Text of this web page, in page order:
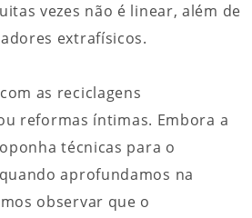
vezes não é linear, além de
extrafísicos.
as reciclagens
reformas íntimas. Embora a
técnicas para o
aprofundamos na
observar que o